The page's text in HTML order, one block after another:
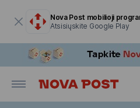
Nova Post mobilioji
Atsisiųskite Google Play